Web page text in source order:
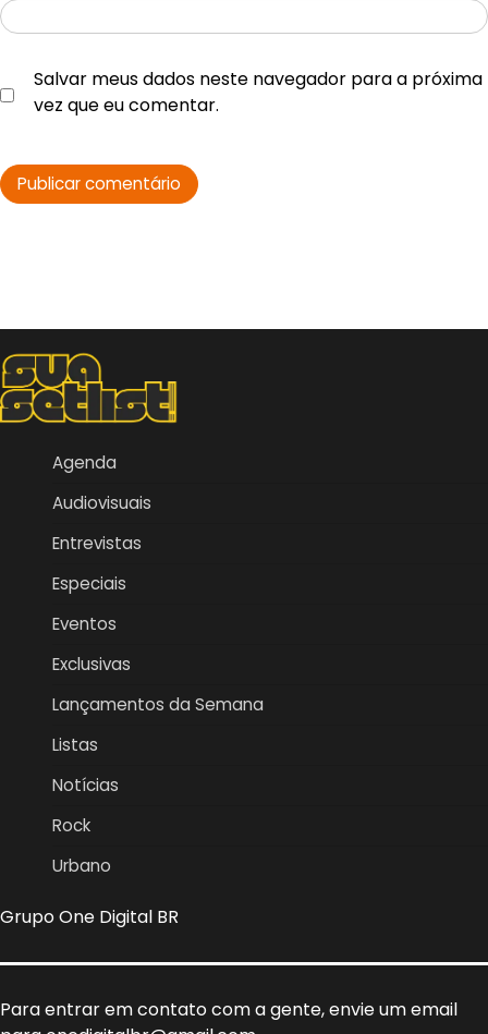
Salvar meus dados neste navegador para a próxima
vez que eu comentar.
Agenda
Audiovisuais
Entrevistas
Especiais
Eventos
Exclusivas
Lançamentos da Semana
Listas
Notícias
Rock
Urbano
Grupo One Digital BR
Para entrar em contato com a gente, envie um email